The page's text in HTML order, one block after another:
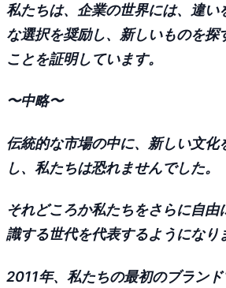
私たちは、企業の世界には、違い
な選択を奨励し、新しいものを探
ことを証明しています。
〜中略〜
伝統的な市場の中に、新しい文化
し、私たちは恐れませんでした。
それどころか私たちをさらに自由
識する世代を代表するようになり
2011年、私たちの最初のブラン